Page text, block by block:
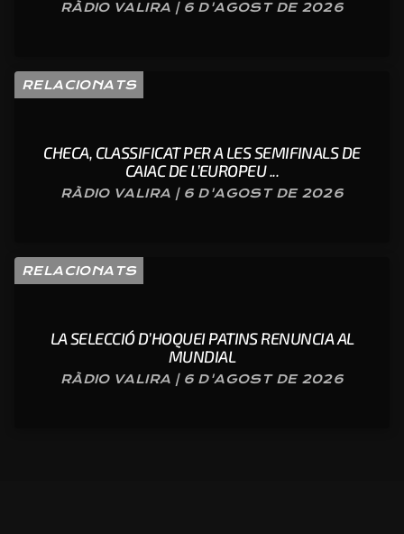
RÀDIO VALIRA | 6 D'AGOST DE 2026
RELACIONATS
CHECA, CLASSIFICAT PER A LES SEMIFINALS DE
CAIAC DE L’EUROPEU ...
RÀDIO VALIRA | 6 D'AGOST DE 2026
RELACIONATS
LA SELECCIÓ D’HOQUEI PATINS RENUNCIA AL
MUNDIAL
RÀDIO VALIRA | 6 D'AGOST DE 2026